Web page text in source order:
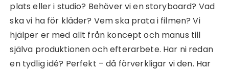
plats eller i studio? Behöver vi en storyboard? Vad
ska vi ha för kläder? Vem ska prata i filmen? Vi
hjälper er med allt från koncept och manus till
själva produktionen och efterarbete. Har ni redan
en tydlig idé? Perfekt – då förverkligar vi den. Har